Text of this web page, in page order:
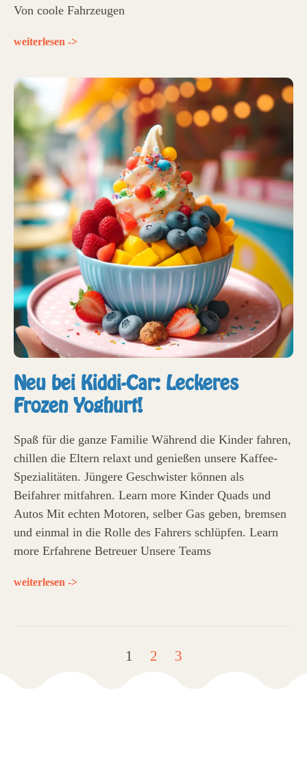
Von coole Fahrzeugen
weiterlesen ->
Neu bei Kiddi-Car: Leckeres
Frozen Yoghurt!
Spaß für die ganze Familie Während die Kinder fahren,
chillen die Eltern relaxt und genießen unsere Kaffee-
Spezialitäten. Jüngere Geschwister können als
Beifahrer mitfahren. Learn more Kinder Quads und
Autos Mit echten Motoren, selber Gas geben, bremsen
und einmal in die Rolle des Fahrers schlüpfen. Learn
more Erfahrene Betreuer Unsere Teams
weiterlesen ->
1 2 3